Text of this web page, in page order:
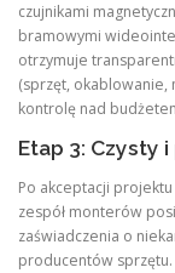
czujnikami
bramowymi
otrzymuje
(sprzęt, okablowanie,
kontrolę nad
Etap 3: Czysty
Po akceptacji
zespół monterów
zaświadczenia o
producentów